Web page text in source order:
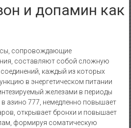
и допамин как
сопровождающие
составляют собой сложную
каждый из которых
в энергетическом питании
железами в периоды
азино 777, немедленно повышает
открывает бронхи и повышает
формируя соматическую